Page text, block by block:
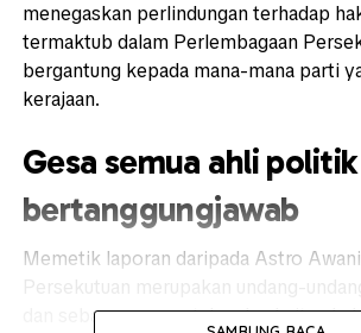
menegaskan perlindungan terhadap
termaktub dalam Perlembagaan
bergantung kepada mana-mana parti
kerajaan.
Gesa semua ahli
bertanggungjawab
Memetik laporan daripada Astro
dan sebarang peruntukan berkaitan